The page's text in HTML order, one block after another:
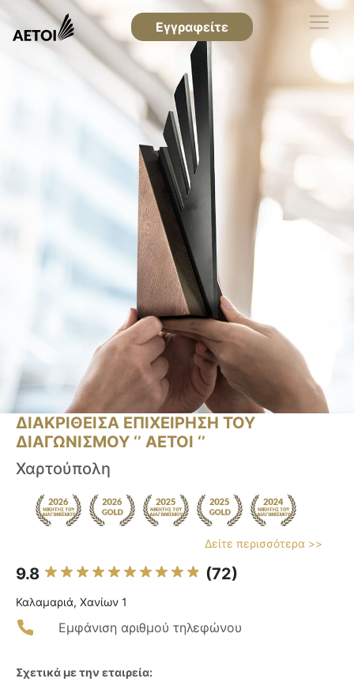
Εγγραφείτε
ΔΙΑΚΡΙΘΕΙΣΑ ΕΠΙΧΕΙΡΗΣΗ ΤΟΥ
ΔΙΑΓΩΝΙΣΜΟΥ ‘’ ΑΕΤΟΙ ‘’
Χαρτούπολη
Δείτε περισσότερα >>
9.8 (72)
Καλαμαριά, Χανίων 1
Εμφάνιση αριθμού τηλεφώνου
Σχετικά με την εταιρεία: